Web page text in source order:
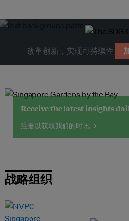
改革创新，实现可持续性
Receive the latest insights
注册以获取我们的时讯 →
战略组织